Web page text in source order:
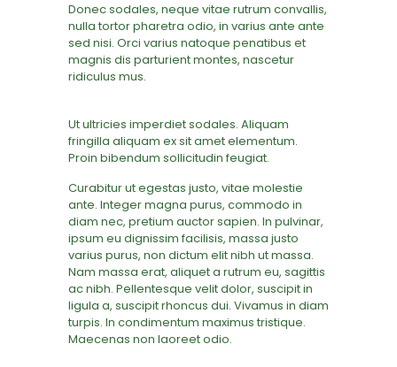
Donec sodales, neque vitae rutrum convallis,
nulla tortor pharetra odio, in varius ante ante
sed nisi. Orci varius natoque penatibus et
magnis dis parturient montes, nascetur
ridiculus mus.
Ut ultricies imperdiet sodales. Aliquam
fringilla aliquam ex sit amet elementum.
Proin bibendum sollicitudin feugiat.
Curabitur ut egestas justo, vitae molestie
ante. Integer magna purus, commodo in
diam nec, pretium auctor sapien. In pulvinar,
ipsum eu dignissim facilisis, massa justo
varius purus, non dictum elit nibh ut massa.
Nam massa erat, aliquet a rutrum eu, sagittis
ac nibh. Pellentesque velit dolor, suscipit in
ligula a, suscipit rhoncus dui. Vivamus in diam
turpis. In condimentum maximus tristique.
Maecenas non laoreet odio.